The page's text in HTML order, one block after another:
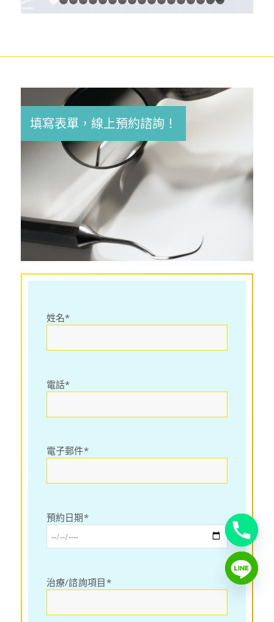
1 2 3 4 5 6 7 8 9 101112
填寫表單，線上預約諮詢！
姓名*
電話*
電子郵件*
預約日期*
治療/諮詢項目*